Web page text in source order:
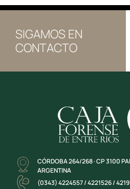
SIGAMOS EN
CONTACTO
CÓRDOBA 264/268 · CP 3100
ARGENTINA
(0343) 4224557 / 4221526 /